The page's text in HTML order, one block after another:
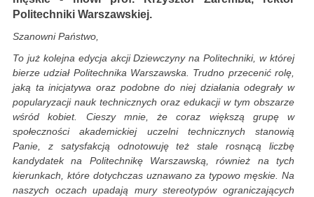
Politechniki Warszawskiej.
Szanowni Państwo,
To już kolejna edycja akcji Dziewczyny na Politechniki, w której
bierze udział Politechnika Warszawska. Trudno przecenić rolę,
jaką ta inicjatywa oraz podobne do niej działania odegrały w
popularyzacji nauk technicznych oraz edukacji w tym obszarze
wśród kobiet. Cieszy mnie, że coraz większą grupę w
społeczności akademickiej uczelni technicznych stanowią
Panie, z satysfakcją odnotowuję też stale rosnącą liczbę
kandydatek na Politechnikę Warszawską, również na tych
kierunkach, które dotychczas uznawano za typowo męskie. Na
naszych oczach upadają mury stereotypów ograniczających